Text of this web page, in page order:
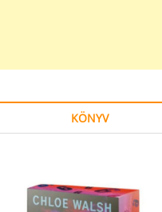
KÖNYV